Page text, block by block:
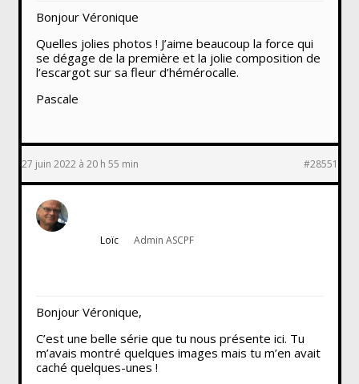
Bonjour Véronique
Quelles jolies photos ! J’aime beaucoup la force qui
se dégage de la première et la jolie composition de
l’escargot sur sa fleur d’hémérocalle.
Pascale
27 juin 2022 à 20 h 55 min #28551
Loïc Admin ASCPF
Bonjour Véronique,
C’est une belle série que tu nous présente ici. Tu
m’avais montré quelques images mais tu m’en avait
caché quelques-unes !